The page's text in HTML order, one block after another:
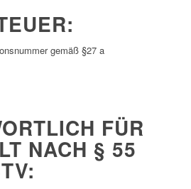
gemäß §27 a
FÜR
NACH § 55